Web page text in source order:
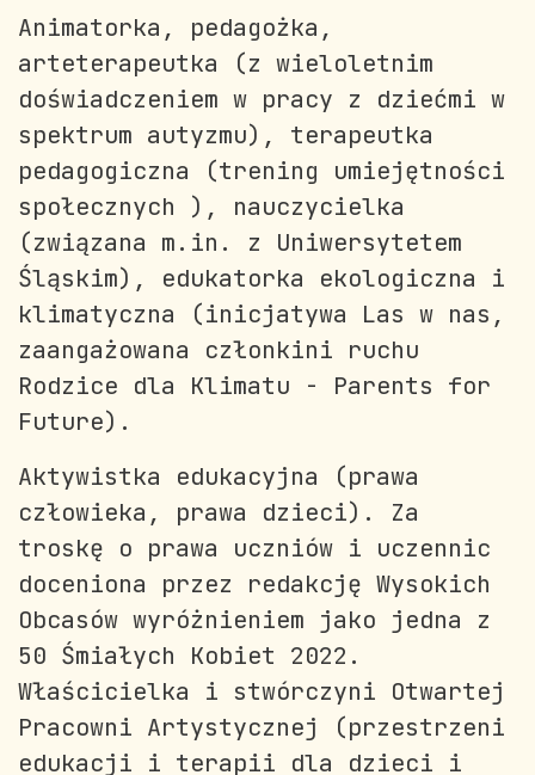
Animatorka, pedagożka,
arteterapeutka (z wieloletnim
doświadczeniem w pracy z dziećmi w
spektrum autyzmu), terapeutka
pedagogiczna (trening umiejętności
społecznych ), nauczycielka
(związana m.in. z Uniwersytetem
Śląskim), edukatorka ekologiczna i
klimatyczna (inicjatywa Las w nas,
zaangażowana członkini ruchu
Rodzice dla Klimatu - Parents for
Future).
Aktywistka edukacyjna (prawa
człowieka, prawa dzieci). Za
troskę o prawa uczniów i uczennic
doceniona przez redakcję Wysokich
Obcasów wyróżnieniem jako jedna z
50 Śmiałych Kobiet 2022.
Właścicielka i stwórczyni Otwartej
Pracowni Artystycznej (przestrzeni
edukacji i terapii dla dzieci i